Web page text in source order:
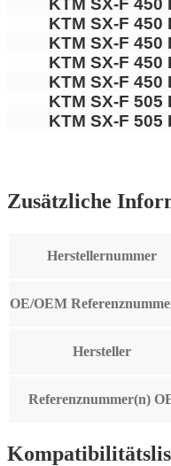
KTM SX-F 450
KTM SX-F 450
KTM SX-F 450
KTM SX-F 450
KTM SX-F 450
KTM SX-F 505
KTM SX-F 505
Zusätzliche
Herstellernummer
OE/OEM
Hersteller
Referenznummer(n)